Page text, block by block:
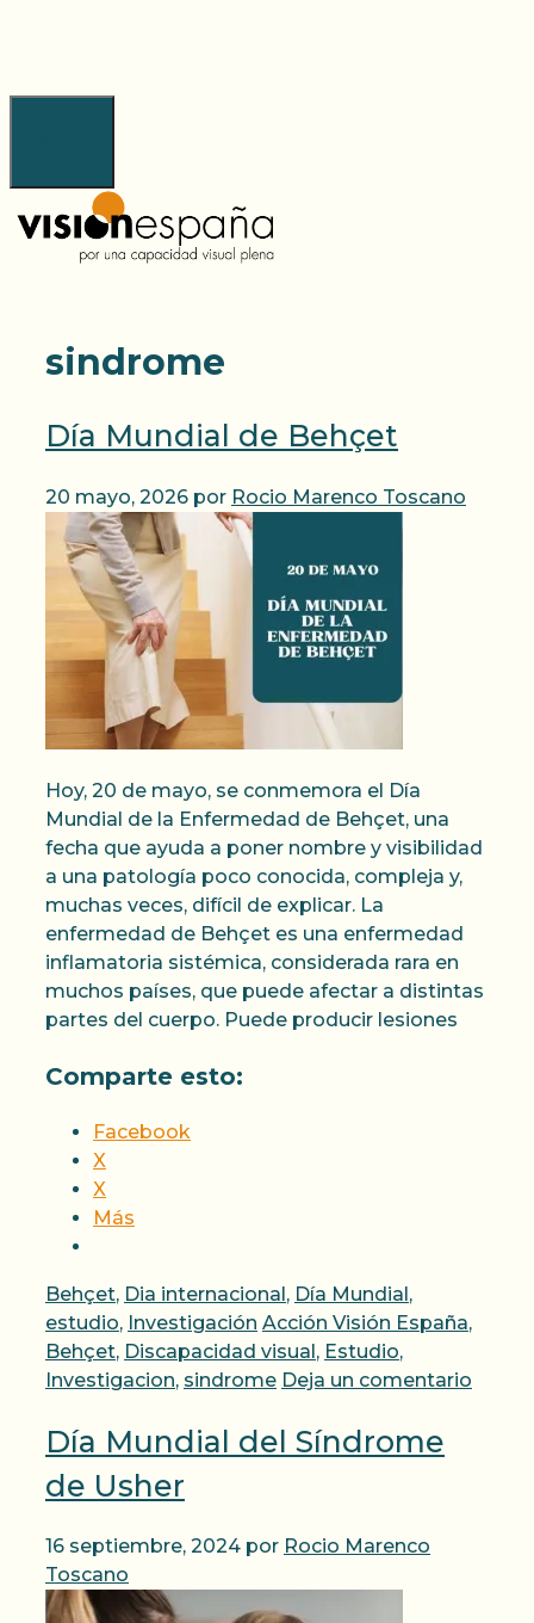
sindrome
Día Mundial de Behçet
20 mayo, 2026 por Rocio Marenco Toscano
Hoy, 20 de mayo, se conmemora el Día
Mundial de la Enfermedad de Behçet, una
fecha que ayuda a poner nombre y visibilidad
a una patología poco conocida, compleja y,
muchas veces, difícil de explicar. La
enfermedad de Behçet es una enfermedad
inflamatoria sistémica, considerada rara en
muchos países, que puede afectar a distintas
partes del cuerpo. Puede producir lesiones
Comparte esto:
Facebook
X
X
Más
Categorías
Behçet, Dia internacional, Día Mundial,
estudio, Investigación Etiquetas
Acción Visión España,
Behçet, Discapacidad visual, Estudio,
Investigacion, sindrome Deja un comentario
Día Mundial del Síndrome
de Usher
16 septiembre, 2024 por Rocio Marenco
Toscano